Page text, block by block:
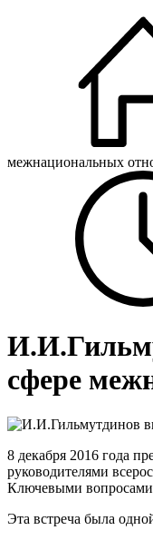
межнациональных
сфере
8 декабря 2016 года
руководителями
Ключевыми вопросами
Эта встреча была